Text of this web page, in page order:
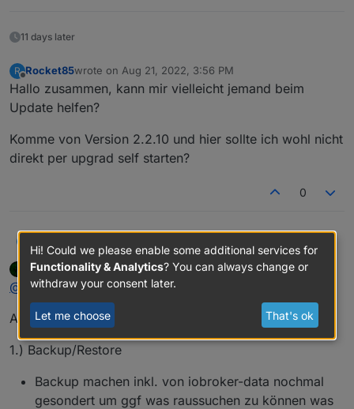
11 days later
R
Offline
Rocket85wrote on Aug 21, 2022, 3:56 PM
last edited by
Hallo zusammen, kann mir vielleicht jemand beim
Update helfen?
Komme von Version 2.2.10 und hier sollte ich wohl nicht
direkt per upgrad self starten?
0
Update helfen?
Komme von Version 2.2.10 und hier sollte ich wohl
nicht direkt per upgrad self starten?
Offline
apollon77wrote onAug 21, 2022, 8:08 PM
last edited by
@ rocket85hehe .... nnneeeee am besten nicht.
Am Ende zwei Varianten:
1.) Backup/Restore
Backup machen inkl. von iobroker-data nochmal
gesondert um ggf was raussuchen zu können was
Hi! Could we please enable some additional services for
Functionality & Analytics? You can always change or
withdraw your consent later.
Let me choose That's ok